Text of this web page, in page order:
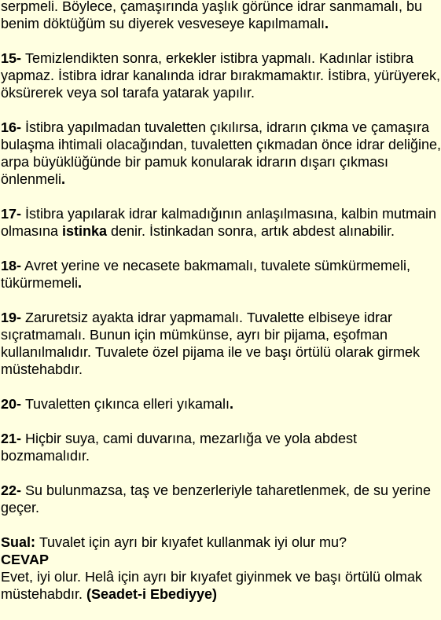
serpmeli. Böylece, çamaşırında yaşlık görünce idrar sanmamalı, bu
benim döktüğüm su diyerek vesveseye kapılmamalı.
15- Temizlendikten sonra, erkekler istibra yapmalı. Kadınlar istibra
yapmaz. İstibra idrar kanalında idrar bırakmamaktır. İstibra, yürüyerek,
öksürerek veya sol tarafa yatarak yapılır.
16- İstibra yapılmadan tuvaletten çıkılırsa, idrarın çıkma ve çamaşıra
bulaşma ihtimali olacağından, tuvaletten çıkmadan önce idrar deliğine,
arpa büyüklüğünde bir pamuk konularak idrarın dışarı çıkması
önlenmeli.
17- İstibra yapılarak idrar kalmadığının anlaşılmasına, kalbin mutmain
olmasına istinka denir. İstinkadan sonra, artık abdest alınabilir.
18- Avret yerine ve necasete bakmamalı, tuvalete sümkürmemeli,
tükürmemeli.
19- Zaruretsiz ayakta idrar yapmamalı. Tuvalette elbiseye idrar
sıçratmamalı. Bunun için mümkünse, ayrı bir pijama, eşofman
kullanılmalıdır. Tuvalete özel pijama ile ve başı örtülü olarak girmek
müstehabdır.
20- Tuvaletten çıkınca elleri yıkamalı.
21- Hiçbir suya, cami duvarına, mezarlığa ve yola abdest
bozmamalıdır.
22- Su bulunmazsa, taş ve benzerleriyle taharetlenmek, de su yerine
geçer.
Sual: Tuvalet için ayrı bir kıyafet kullanmak iyi olur mu?
CEVAP
Evet, iyi olur. Helâ için ayrı bir kıyafet giyinmek ve başı örtülü olmak
müstehabdır. (Seadet-i Ebediyye)